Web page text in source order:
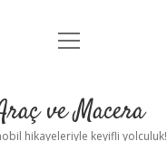
Anasayfa
Yasal Uyarı
menüyü
ve Macera
hikayeleriyle keyifli yolculuk!